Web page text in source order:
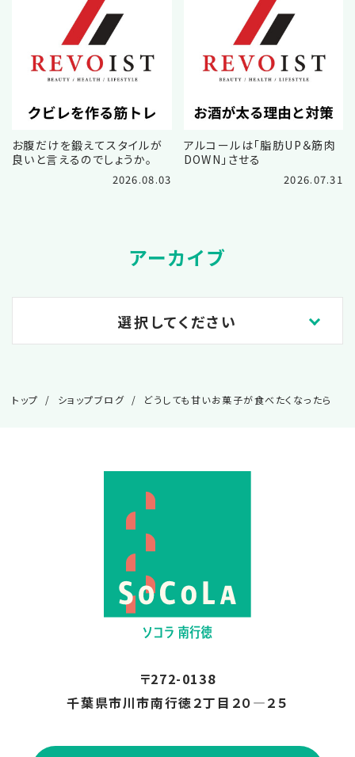
お腹だけを鍛えてスタイルが
良いと言えるのでしょうか。
2026.08.03
アルコールは「脂肪UP＆筋肉
DOWN」させる
2026.07.31
アーカイブ
選択してください
2026.05
トップ ショップブログ どうしても甘いお菓子が食べたくなったら
〒272-0138
千葉県市川市南行徳２丁目２０―２５